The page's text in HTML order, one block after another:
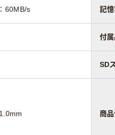
60MB/s 記
付属
SD
商